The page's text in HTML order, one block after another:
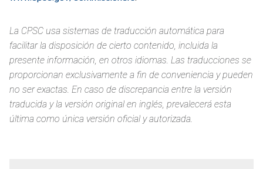
La CPSC usa sistemas de traducción automática para
facilitar la disposición de cierto contenido, incluida la
presente información, en otros idiomas. Las traducciones se
proporcionan exclusivamente a fin de conveniencia y pueden
no ser exactas. En caso de discrepancia entre la versión
traducida y la versión original en inglés, prevalecerá esta
última como única versión oficial y autorizada.